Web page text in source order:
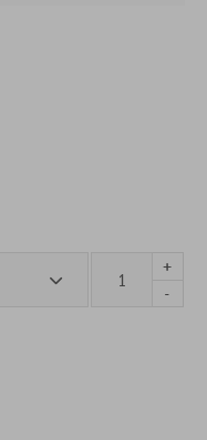
+
-